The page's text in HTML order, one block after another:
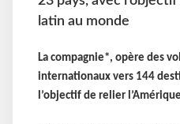
latin au monde
La compagnie*, opère des
internationaux vers 144
l’objectif de relier